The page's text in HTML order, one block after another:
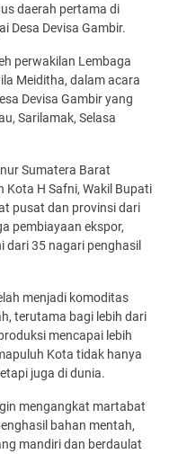
daerah pertama di
Desa Devisa Gambir.
perwakilan Lembaga
Meiditha, dalam acara
Devisa Gambir yang
Sarilamak, Selasa
Sumatera Barat
Kota H Safni, Wakil Bupati
pusat dan provinsi dari
pembiayaan ekspor,
35 nagari penghasil
menjadi komoditas
terutama bagi lebih dari
mencapai lebih
Kota tidak hanya
juga di dunia.
mengangkat martabat
bahan mentah,
mandiri dan berdaulat